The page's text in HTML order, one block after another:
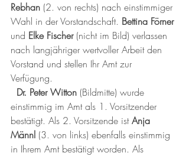
Rebhan (2. von rechts) nach einstimmiger
Wahl in der Vorstandschaft. Bettina Förner
und Elke Fischer (nicht im Bild) verlassen
nach langjähriger wertvoller Arbeit den
Vorstand und stellen Ihr Amt zur
Verfügung.
Dr. Peter Witton (Bildmitte) wurde
einstimmig im Amt als 1. Vorsitzender
bestätigt. Als 2. Vorsitzende ist Anja
Männl (3. von links) ebenfalls einstimmig
in Ihrem Amt bestätigt worden. Als